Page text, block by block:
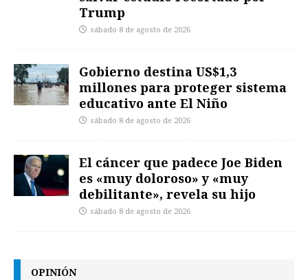
Trump
sábado 8 de agosto de 2026
Gobierno destina US$1,3
millones para proteger sistema
educativo ante El Niño
sábado 8 de agosto de 2026
El cáncer que padece Joe Biden
es «muy doloroso» y «muy
debilitante», revela su hijo
sábado 8 de agosto de 2026
OPINIÓN